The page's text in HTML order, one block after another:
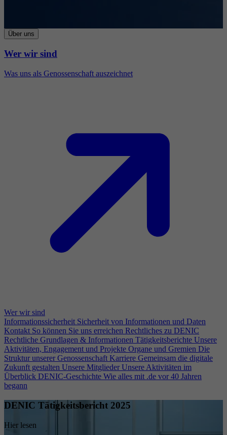
Über uns
Wer wir sind
Was uns als Genossenschaft auszeichnet
Wer wir sind
Informationssicherheit Sicherheit von Informationen und Daten
Kontakt So können Sie uns erreichen Rechtliches zu DENIC
Rechtliche Grundlagen & Informationen Tätigkeitsberichte Unsere
Aktivitäten, Engagement und Projekte Organe und Gremien Die
Struktur unserer Genossenschaft Karriere Gemeinsam die digitale
Zukunft gestalten Unsere Mitglieder Unsere Aktivitäten im
Überblick DENIC-Geschichte Wie alles mit .de vor 40 Jahren
begann
DENIC Tätigkeitsbericht 2025
Hier lesen